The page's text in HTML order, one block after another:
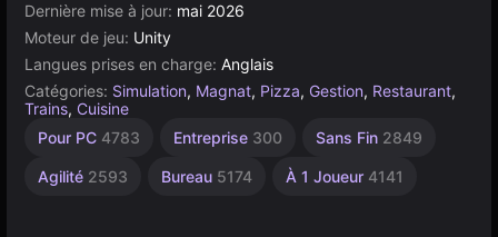
Dernière mise à jour: mai 2026
Moteur de jeu: Unity
Langues prises en charge: Anglais
Catégories: Simulation, Magnat, Pizza, Gestion, Restaurant,
Trains, Cuisine
Pour PC 4783 Entreprise 300 Sans Fin 2849
Agilité 2593 Bureau 5174 À 1 Joueur 4141
Construction
Gestion
Ressources
Navigateur
Unity
ligne